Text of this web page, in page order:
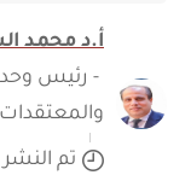
أ.د محمد
- رئيس وحدة
تم النشر بتاريخ